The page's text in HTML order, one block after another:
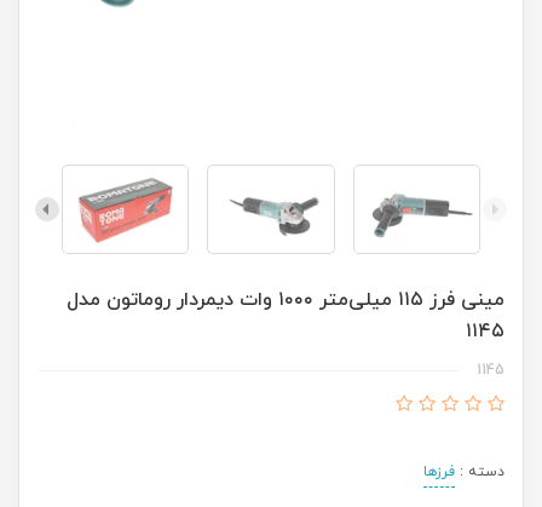
مینی فرز ۱۱۵ میلی‌متر ۱۰۰۰ وات دیمردار روماتون مدل
۱۱۴۵
1145
دسته : فرزها